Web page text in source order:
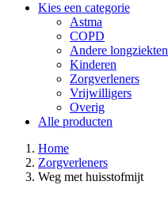
Kies een categorie
Astma
COPD
Andere longziekten
Kinderen
Zorgverleners
Vrijwilligers
Overig
Alle producten
Home
Zorgverleners
Weg met huisstofmijt